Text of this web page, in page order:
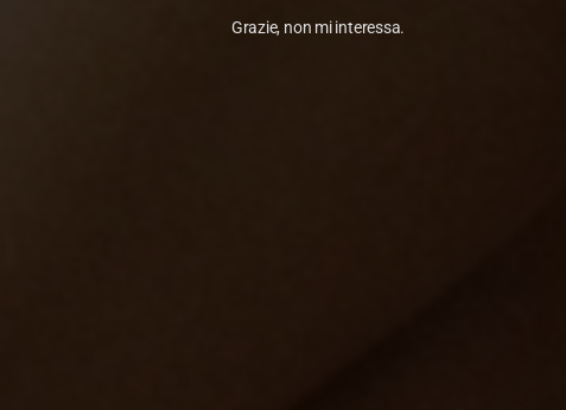
Grazie, non mi interessa.